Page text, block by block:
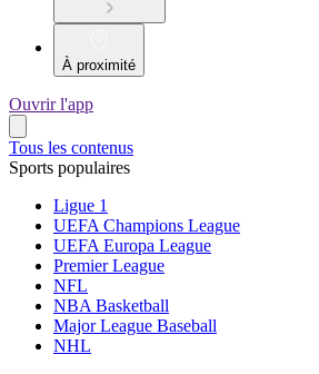
À proximité
Ouvrir l'app
Tous les contenus
Sports populaires
Ligue 1
UEFA Champions League
UEFA Europa League
Premier League
NFL
NBA Basketball
Major League Baseball
NHL